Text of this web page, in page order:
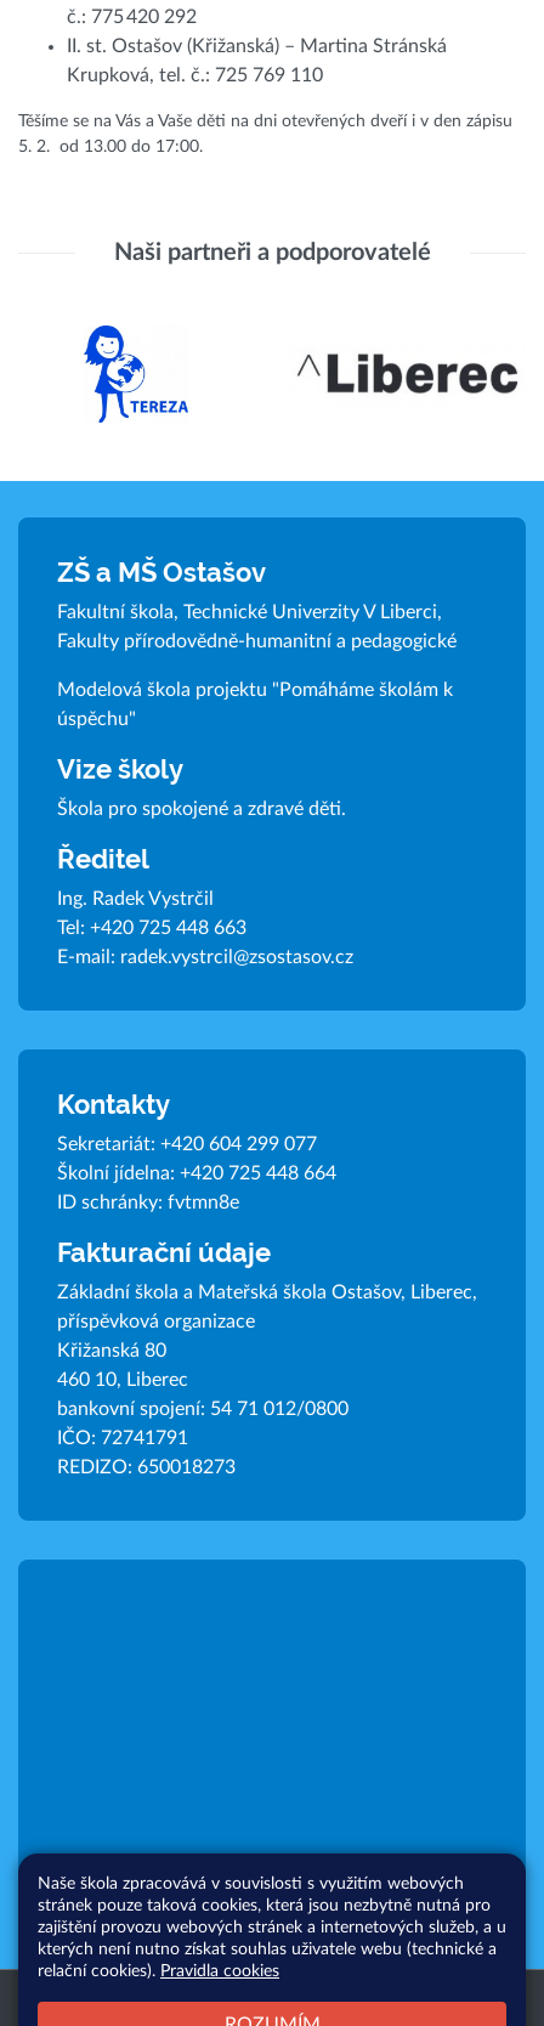
č.: 775 420 292
II. st. Ostašov (Křižanská) – Martina Stránská
Krupková, tel. č.: 725 769 110
Těšíme se na Vás a Vaše děti na dni otevřených dveří i v den zápisu
5. 2. od 13.00 do 17:00.
Naši partneři a podporovatelé
ZŠ a MŠ Ostašov
Fakultní škola, Technické Univerzity V Liberci,
Fakulty přírodovědně-humanitní a pedagogické
Modelová škola projektu "Pomáháme školám k
úspěchu"
Vize školy
Škola pro spokojené a zdravé děti.
Ředitel
Ing. Radek Vystrčil
Tel: +420 725 448 663
E-mail: radek.vystrcil@zsostasov.cz
Kontakty
Sekretariát: +420 604 299 077
Školní jídelna: +420 725 448 664
ID schránky: fvtmn8e
Fakturační údaje
Základní škola a Mateřská škola Ostašov, Liberec,
příspěvková organizace
Křižanská 80
460 10, Liberec
bankovní spojení: 54 71 012/0800
IČO: 72741791
REDIZO: 650018273
Všechna práva vyhrazena. Copyright
Web školy
Naše škola zpracovává v souvislosti s využitím webových
stránek pouze taková cookies, která jsou nezbytně nutná pro
zajištění provozu webových stránek a internetových služeb, a u
kterých není nutno získat souhlas uživatele webu (technické a
relační cookies). Pravidla cookies